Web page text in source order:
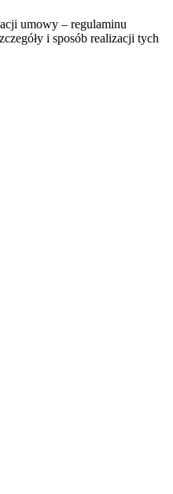
umowy – regulaminu
i sposób realizacji tych